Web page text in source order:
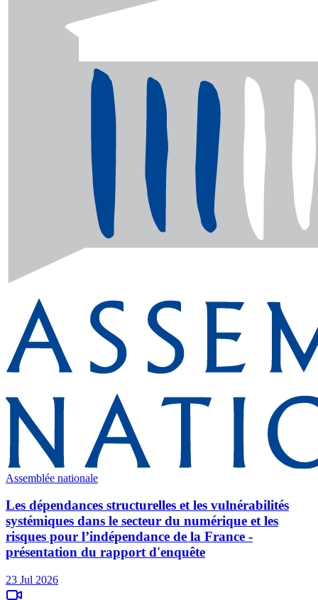
Assemblée nationale
Les dépendances structurelles et les vulnérabilités
systémiques dans le secteur du numérique et les
risques pour l’indépendance de la France -
présentation du rapport d'enquête
23 Jul 2026